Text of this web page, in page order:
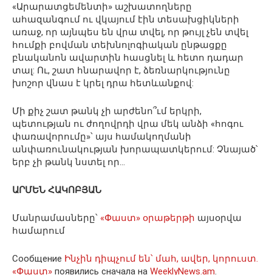
«Արարատցեմենտի» աշխատողները
ահազանգում ու վկայում էին տեսախցիկների
առաջ, որ այնպես են վրա տվել, որ թույլ չեն տվել
հումքի բովման տեխնոլոգիական ընթացքը
բնականոն ավարտին հասցնել և հետո դադար
տալ: Ու, շատ հնարավոր է, ձեռնարկությունը
խոշոր վնաս է կրել դրա հետևանքով:
Մի քիչ շատ թանկ չի արժենո՞ւմ երկրի,
պետության ու ժողովրդի վրա մեկ անձի «հոգու
փառավորումը»՝ այս համակողմանի
անփառունակության խորապատկերում: Չնայած՝
երբ չի թանկ նստել որ…
ԱՐՄԵՆ ՀԱԿՈԲՅԱՆ
Մանրամասները՝ «Փաստ» օրաթերթի այսօրվա
համարում
Сообщение Ինչին դիպչում են՝ մահ, ավեր, կորուստ.
«Փաստ» появились сначала на WeeklyNews.am.